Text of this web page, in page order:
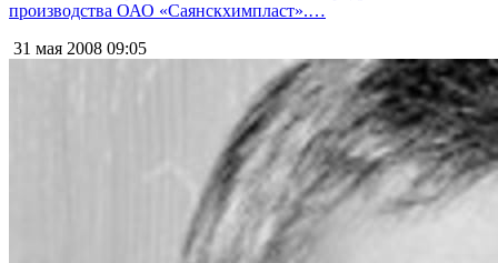
производства ОАО «Саянскхимпласт».…
31 мая 2008 09:05